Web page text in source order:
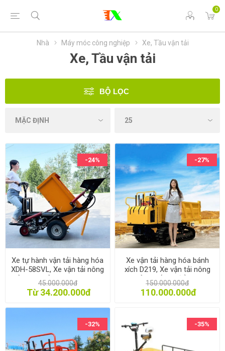
0
Nhà Máy móc công nghiệp Xe, Tầu vận tải
Xe, Tầu vận tải
BỘ LỌC
-24%
Xe tự hành vận tải hàng hóa
XDH-58SVL, Xe vận tải nông
sản, Xe chở hàng trong nhà
máy kho xưởng
45.000.000đ
Từ 34.200.000đ
-27%
Xe vận tải hàng hóa bánh
xích D219, Xe vận tải nông
sản 2 tấn tự đổ ben
150.000.000đ
110.000.000đ
-32% -35%